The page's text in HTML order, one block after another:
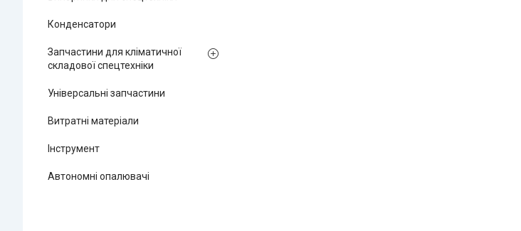
Конденсатори
Запчастини для кліматичної
складової спецтехніки
Універсальні запчастини
Витратні матеріали
Інструмент
Автономні опалювачі